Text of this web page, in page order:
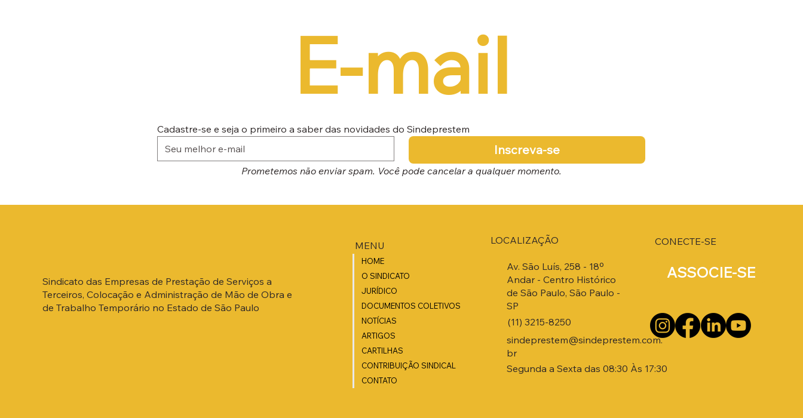
E-mail
Cadastre-se e seja o primeiro a saber das novidades do Sindeprestem
Inscreva-se
Prometemos não enviar spam. Você pode cancelar a qualquer momento.
Sindicato das Empresas de Prestação de Serviços a
Terceiros, Colocação e Administração de Mão de Obra e
de Trabalho Temporário no Estado de São Paulo
MENU
HOME
O SINDICATO
JURÍDICO
DOCUMENTOS COLETIVOS
NOTÍCIAS
ARTIGOS
CARTILHAS
CONTRIBUIÇÃO SINDICAL
CONTATO
Av. São Luís, 258 - 18º
Andar - Centro Histórico
de São Paulo, São Paulo -
SP
(11) 3215-8250
sindeprestem@sindeprestem.com.
br
Segunda a Sexta das 08:30 Às 17:30
LOCALIZAÇÃO
ASSOCIE-SE
CONECTE-SE